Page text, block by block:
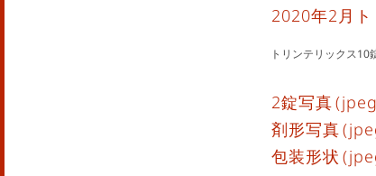
2020年2月
トリンテリックス10
2錠写真
剤形写真
包装形状